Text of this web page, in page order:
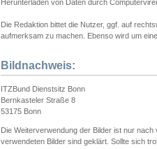
Herunterladen von Daten durch
Die Redaktion bittet die Nutzer, ggf. auf
aufmerksam zu machen. Ebenso wird um
Bildnachweis:
ITZBund Dienstsitz Bonn
Bernkasteler Straße 8
53175 Bonn
Die Weiterverwendung der Bilder ist nur
verwendeten Bilder sind geklärt. Sollte sich